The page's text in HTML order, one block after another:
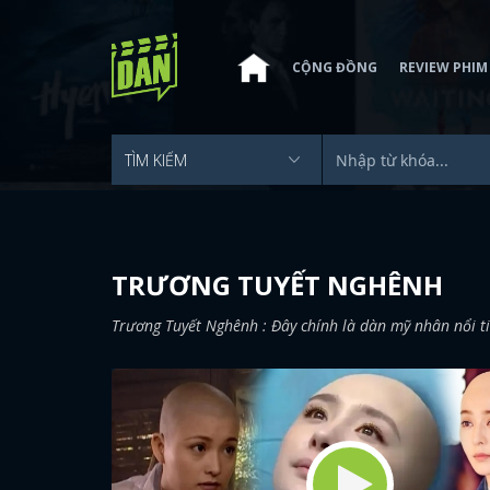
CỘNG ĐỒNG REVIEW PHIM
TRƯƠNG TUYẾT NGHÊNH
Trương Tuyết Nghênh : Đây chính là dàn mỹ nhân